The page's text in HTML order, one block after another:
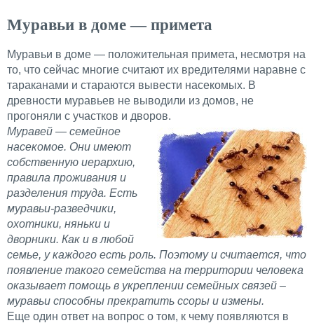
Муравьи в доме — примета
Муравьи в доме — положительная примета, несмотря на
то, что сейчас многие считают их вредителями наравне с
тараканами и стараются вывести насекомых. В
древности муравьев не выводили из домов, не
прогоняли с участков и дворов.
Муравей — семейное
насекомое. Они имеют
собственную иерархию,
правила проживания и
разделения труда. Есть
муравьи-разведчики,
охотники, няньки и
дворники. Как и в любой
семье, у каждого есть роль. Поэтому и считается, что
появление такого семейства на территории человека
оказывает помощь в укреплении семейных связей –
муравьи способны прекратить ссоры и измены.
Еще один ответ на вопрос о том, к чему появляются в